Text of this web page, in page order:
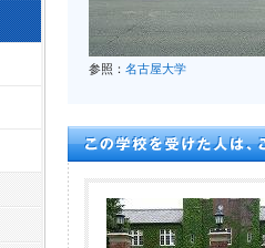
参照： 名古屋大学